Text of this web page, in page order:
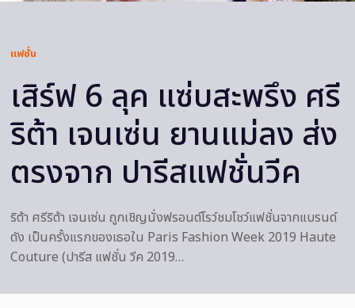
แฟชั่น
เสิร์ฟ 6 ลุค แซ่บสะพรึง ศรี
ริต้า เจนเซ่น ยานแม่ลง ส่ง
ตรงจาก ปารีสแฟชั่นวีค
ริต้า ศรีริต้า เจนเซ่น ถูกเชิญนั่งฟรอนต์โรว์ชมโชว์แฟชั่นจากแบรนด์
ดัง เป็นครั้งแรกของเธอใน Paris Fashion Week 2019 Haute
Couture (ปารีส แฟชั่น วีค 2019…